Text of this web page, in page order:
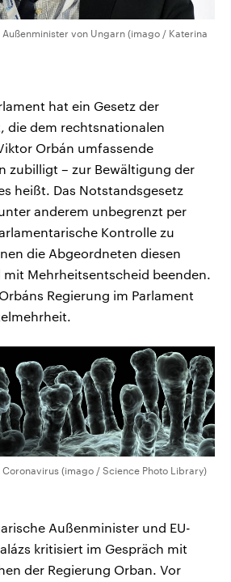
von Ungarn (imago / Katerina
hat ein Gesetz der
die dem rechtsnationalen
Orbán umfassende
zubilligt – zur Bewältigung der
heißt. Das Notstandsgesetz
anderem unbegrenzt per
Kontrolle zu
die Abgeordneten diesen
Mehrheitsentscheid beenden.
Regierung im Parlament
Coronavirus (imago / Science Photo Library)
Außenminister und EU-
kritisiert im Gespräch mit
der Regierung Orban. Vor